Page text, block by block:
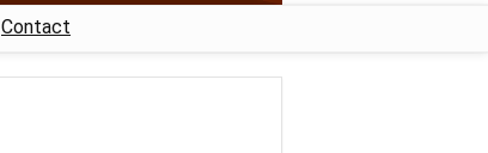
Contact